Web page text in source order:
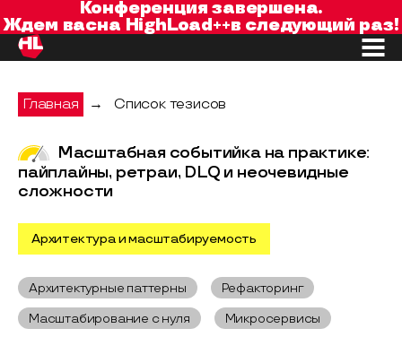
Конференция завершена.
Ждем васна HighLoad++в следующий раз!
Главная → Список тезисов
Масштабная событийка на практике:
пайплайны, ретраи, DLQ и неочевидные
сложности
Архитектура и масштабируемость
Архитектурные паттерны
Рефакторинг
Масштабирование с нуля
Микросервисы